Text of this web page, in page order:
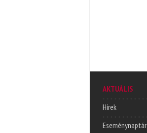
AKTUÁLIS
Hírek
Eseménynaptár